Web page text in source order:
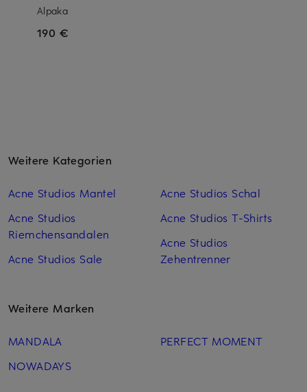
Alpaka
190 €
Weitere Kategorien
Acne Studios Mantel
Acne Studios
Riemchensandalen
Acne Studios Sale
Acne Studios Schal
Acne Studios T-Shirts
Acne Studios
Zehentrenner
Weitere Marken
MANDALA
NOWADAYS
PERFECT MOMENT